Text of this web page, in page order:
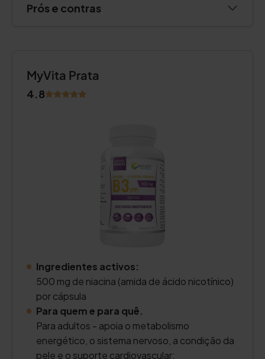
Prós e contras
MyVita Prata
4.8
Ingredientes activos:
500 mg de niacina (amida de ácido nicotínico)
por cápsula
Para quem e para quê.
Para adultos - apoia o metabolismo
energético, o sistema nervoso, a condição da
pele e o suporte cardiovascular;